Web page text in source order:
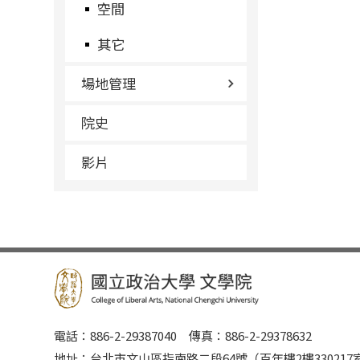
空間
其它
場地管理
院史
影片
電話：886-2-29387040 傳真：886-2-29378632